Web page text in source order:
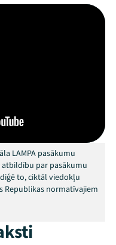
2026
LAMPA pasākumu
par pasākumu
to, ciktāl viedokļu
Republikas normatīvajiem